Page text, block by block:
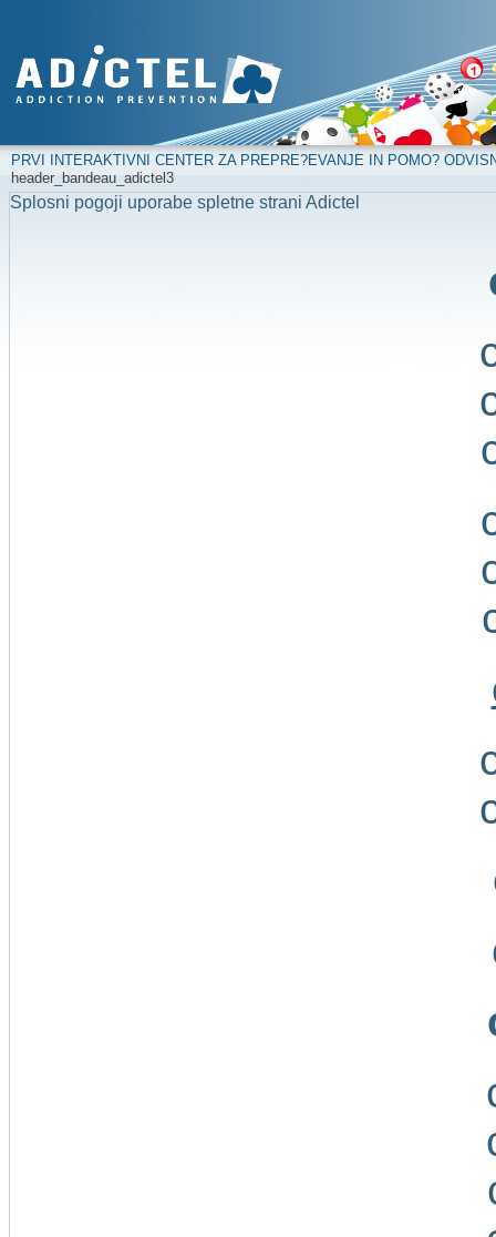
PRVI INTERAKTIVNI CENTER ZA PREPRE?EVANJE IN POMO?
header_bandeau_adictel3
Splosni pogoji uporabe spletne strani Adictel